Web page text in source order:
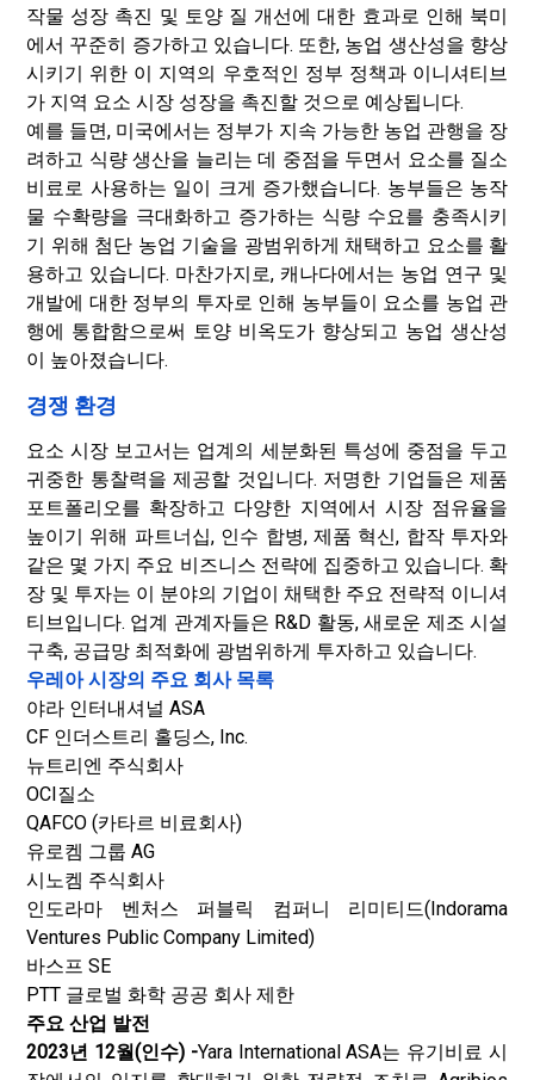
작물 성장 촉진 및 토양 질 개선에 대한 효과로 인해 북미
에서 꾸준히 증가하고 있습니다. 또한, 농업 생산성을 향상
시키기 위한 이 지역의 우호적인 정부 정책과 이니셔티브
가 지역 요소 시장 성장을 촉진할 것으로 예상됩니다.
예를 들면, 미국에서는 정부가 지속 가능한 농업 관행을 장
려하고 식량 생산을 늘리는 데 중점을 두면서 요소를 질소
비료로 사용하는 일이 크게 증가했습니다. 농부들은 농작
물 수확량을 극대화하고 증가하는 식량 수요를 충족시키
기 위해 첨단 농업 기술을 광범위하게 채택하고 요소를 활
용하고 있습니다. 마찬가지로, 캐나다에서는 농업 연구 및
개발에 대한 정부의 투자로 인해 농부들이 요소를 농업 관
행에 통합함으로써 토양 비옥도가 향상되고 농업 생산성
이 높아졌습니다.
경쟁 환경
요소 시장 보고서는 업계의 세분화된 특성에 중점을 두고
귀중한 통찰력을 제공할 것입니다. 저명한 기업들은 제품
포트폴리오를 확장하고 다양한 지역에서 시장 점유율을
높이기 위해 파트너십, 인수 합병, 제품 혁신, 합작 투자와
같은 몇 가지 주요 비즈니스 전략에 집중하고 있습니다. 확
장 및 투자는 이 분야의 기업이 채택한 주요 전략적 이니셔
티브입니다. 업계 관계자들은 R&D 활동, 새로운 제조 시설
구축, 공급망 최적화에 광범위하게 투자하고 있습니다.
우레아 시장의 주요 회사 목록
야라 인터내셔널 ASA
CF 인더스트리 홀딩스, Inc.
뉴트리엔 주식회사
OCI질소
QAFCO (카타르 비료회사)
유로켐 그룹 AG
시노켐 주식회사
인도라마 벤처스 퍼블릭 컴퍼니 리미티드(Indorama
Ventures Public Company Limited)
바스프 SE
PTT 글로벌 화학 공공 회사 제한
주요 산업 발전
2023년 12월(인수) -Yara International ASA는 유기비료 시